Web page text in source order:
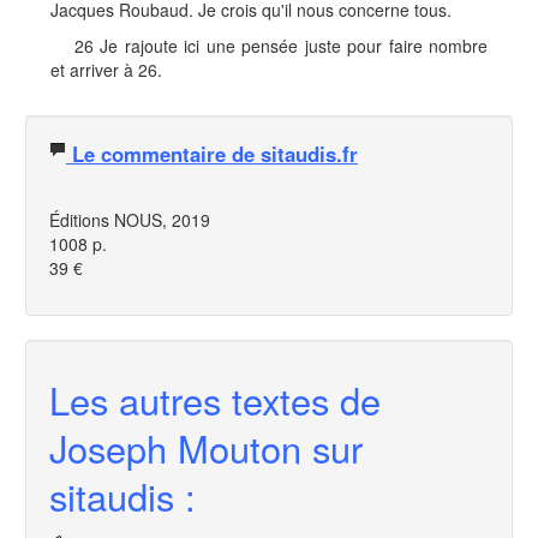
Jacques Roubaud. Je crois qu'il nous concerne tous.
26 Je rajoute ici une pensée juste pour faire nombre
et arriver à 26.
Le commentaire de sitaudis.fr
Éditions NOUS, 2019
1008 p.
39 €
Les autres textes de
Joseph Mouton sur
sitaudis :